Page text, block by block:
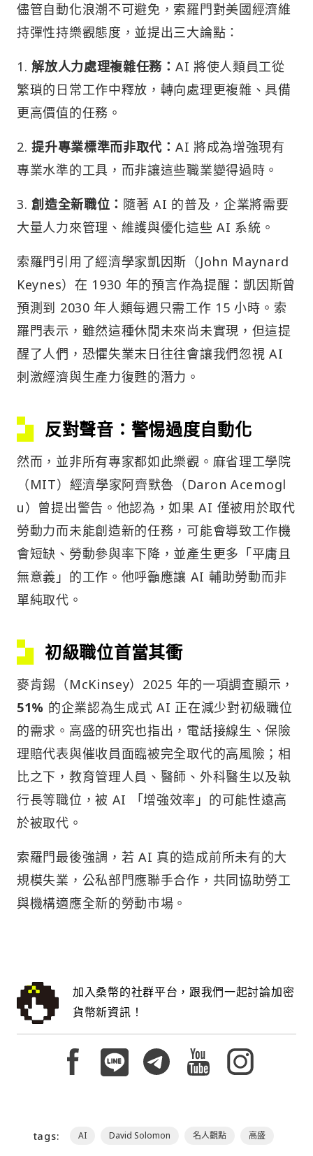
儘管自動化浪潮不可避免，索羅門對美國經濟維
持彈性持樂觀態度，並提出三大論點：
1.解放人力處理複雜任務： AI 將使人類員工從
繁瑣的日常工作中釋放，轉向處理更複雜、具備
更高價值的任務。
2.提升專業標準而非取代： AI 將成為增強現有
專業水準的工具，而非讓這些職業變得過時。
3.創造全新職位： 隨著 AI 的普及，企業將需要
大量人力來管理、維護與優化這些 AI 系統。
索羅門引用了經濟學家凱因斯（John Maynard
Keynes）在 1930 年的預言作為提醒：凱因斯曾
預測到 2030 年人類每週只需工作 15 小時。索
羅門表示，雖然這種休閒未來尚未實現，但這提
醒了人們，恐懼失業末日往往會讓我們忽視 AI
刺激經濟與生產力復甦的潛力。
反對聲音：警惕過度自動化
然而，並非所有專家都如此樂觀。麻省理工學院
（MIT）經濟學家阿齊默魯（Daron Acemogl
u）曾提出警告。他認為，如果 AI 僅被用於取代
勞動力而未能創造新的任務，可能會導致工作機
會短缺、勞動參與率下降，並產生更多「平庸且
無意義」的工作。他呼籲應讓 AI 輔助勞動而非
單純取代。
初級職位首當其衝
麥肯錫（McKinsey）2025 年的一項調查顯示，
51% 的企業認為生成式 AI 正在減少對初級職位
的需求。高盛的研究也指出，電話接線生、保險
理賠代表與催收員面臨被完全取代的高風險；相
比之下，教育管理人員、醫師、外科醫生以及執
行長等職位，被 AI 「增強效率」的可能性遠高
於被取代。
索羅門最後強調，若 AI 真的造成前所未有的大
規模失業，公私部門應聯手合作，共同協助勞工
與機構適應全新的勞動市場。
加入桑幣的社群平台，跟我們一起討論加密
貨幣新資訊！
tags: AI David Solomon 名人觀點 高盛